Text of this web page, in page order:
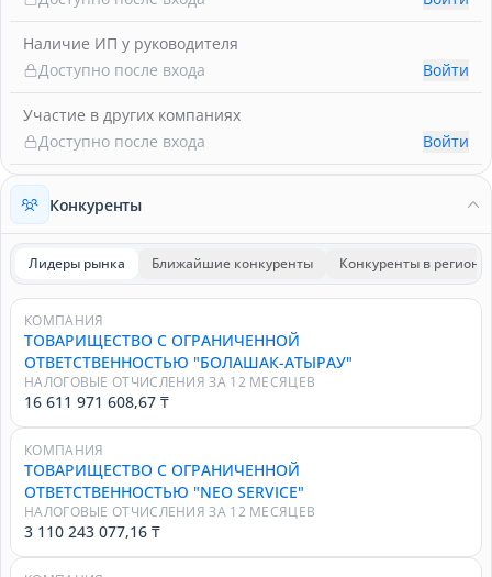
Наличие ИП у руководителя
Доступно после входа
Войти
Участие в других компаниях
Доступно после входа
Войти
Конкуренты
Лидеры рынка Ближайшие конкуренты Конкуренты в регионе
КОМПАНИЯ
ТОВАРИЩЕСТВО С ОГРАНИЧЕННОЙ
ОТВЕТСТВЕННОСТЬЮ "БОЛАШАК-АТЫРАУ"
НАЛОГОВЫЕ ОТЧИСЛЕНИЯ ЗА 12 МЕСЯЦЕВ
16 611 971 608,67 ₸
КОМПАНИЯ
ТОВАРИЩЕСТВО С ОГРАНИЧЕННОЙ
ОТВЕТСТВЕННОСТЬЮ "NEO SERVICE"
НАЛОГОВЫЕ ОТЧИСЛЕНИЯ ЗА 12 МЕСЯЦЕВ
3 110 243 077,16 ₸